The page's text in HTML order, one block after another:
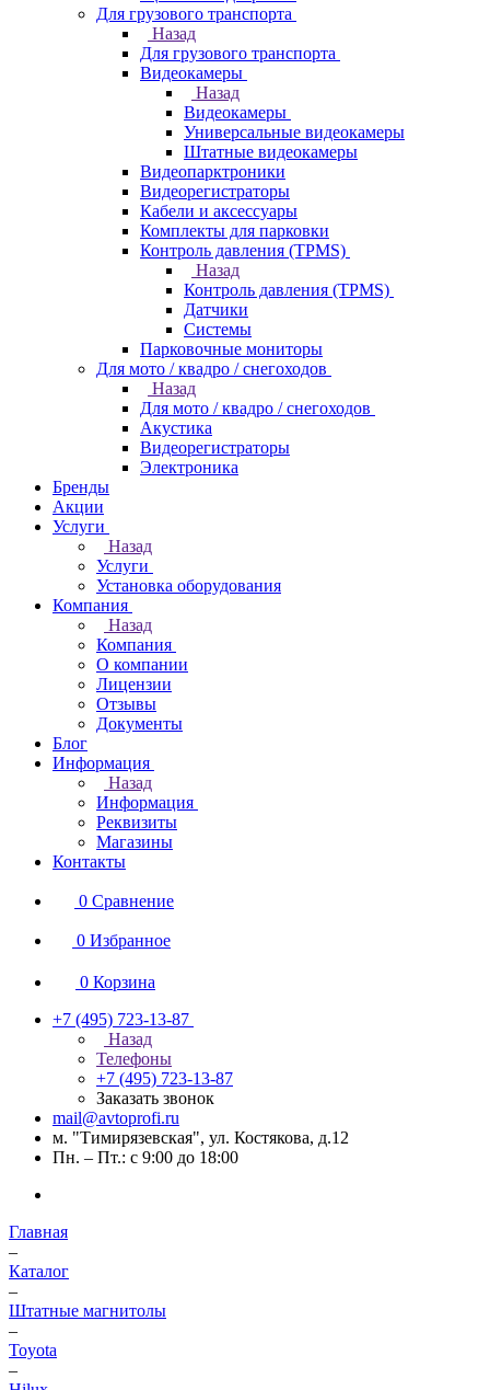
Для грузового транспорта
Назад
Для грузового транспорта
Видеокамеры
Назад
Видеокамеры
Универсальные видеокамеры
Штатные видеокамеры
Видеопарктроники
Видеорегистраторы
Кабели и аксессуары
Комплекты для парковки
Контроль давления (TPMS)
Назад
Контроль давления (TPMS)
Датчики
Системы
Парковочные мониторы
Для мото / квадро / снегоходов
Назад
Для мото / квадро / снегоходов
Акустика
Видеорегистраторы
Электроника
Бренды
Акции
Услуги
Назад
Услуги
Установка оборудования
Компания
Назад
Компания
О компании
Лицензии
Отзывы
Документы
Блог
Информация
Назад
Информация
Реквизиты
Магазины
Контакты
0 Сравнение
0 Избранное
0 Корзина
+7 (495) 723-13-87
Назад
Телефоны
+7 (495) 723-13-87
Заказать звонок
mail@avtoprofi.ru
м. "Тимирязевская", ул. Костякова, д.12
Пн. – Пт.: с 9:00 до 18:00
Главная
–
Каталог
–
Штатные магнитолы
–
Toyota
–